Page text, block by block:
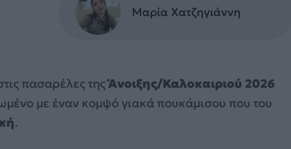
Μαρία Χατζηγιάννη
πασαρέλες τηςΆνοιξης/Καλοκαιριού 2026
με έναν κομψό γιακά πουκάμισου που του
.